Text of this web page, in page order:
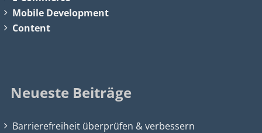
Mobile Development
Content
Neueste Beiträge
Barrierefreiheit überprüfen & verbessern